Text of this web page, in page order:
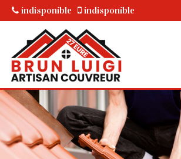
indisponible indisponible